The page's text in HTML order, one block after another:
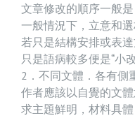
文章修改的順序一般
一般情況下，立意和選
若只是結構安排或表
只是語病較多便是“小改
2．不同文體．各有側
作者應該以自覺的文
求主題鮮明，材料具